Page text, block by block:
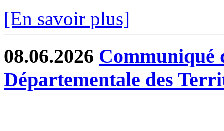
[En savoir plus]
08.06.2026 Communiqué
Départementale des